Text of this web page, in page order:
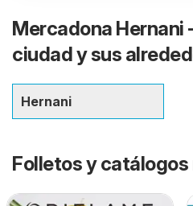
Mercadona Hernani
ciudad y sus
Hernani
Folletos y